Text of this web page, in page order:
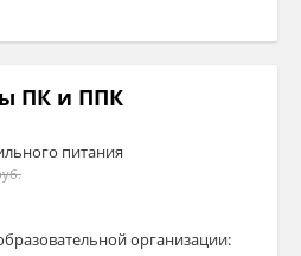
ПК и ППК
питания
организации: